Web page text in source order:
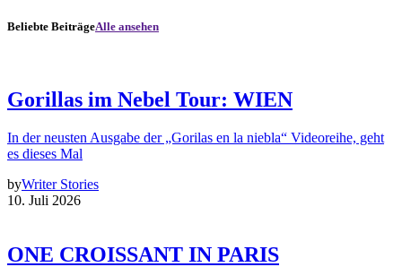
Beliebte BeiträgeAlle ansehen
Gorillas im Nebel Tour: WIEN
In der neusten Ausgabe der „Gorilas en la niebla“ Videoreihe, geht
es dieses Mal
byWriter Stories
10. Juli 2026
ONE CROISSANT IN PARIS